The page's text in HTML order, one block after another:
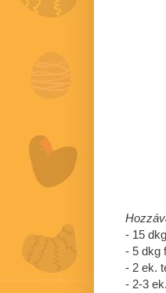
- 15
- 5 dkg
- 2 ek.
- 2-3